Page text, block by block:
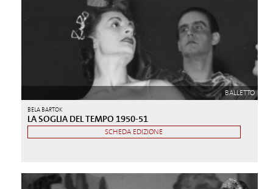
BALLETTO
BELA BARTOK
LA SOGLIA DEL TEMPO 1950-51
SCHEDA EDIZIONE